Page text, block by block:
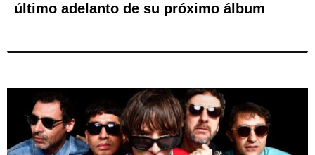
último adelanto de su próximo álbum